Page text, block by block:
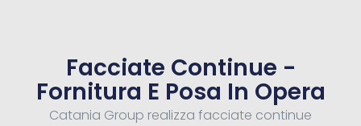
Facciate Continue -
Fornitura E Posa In Opera
Catania Group realizza facciate continue